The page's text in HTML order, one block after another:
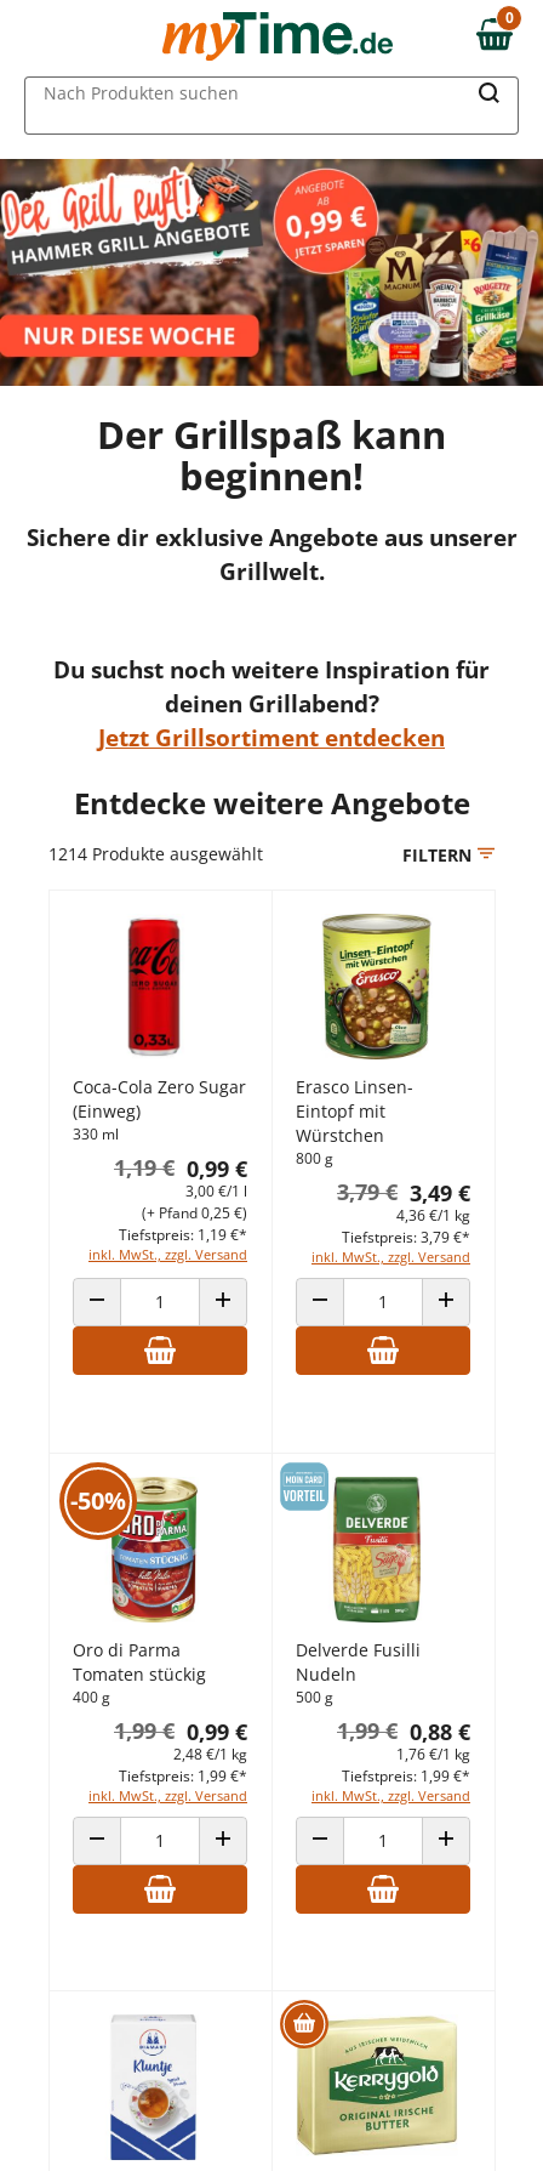
Zum Hauptinhalt springen
Zur Navigation springen
Zur Suche springen
0,00 €
0
Nach Produkten suchen
Der Grillspaß kann
beginnen!
Sichere dir exklusive Angebote aus unserer
Grillwelt.
Du suchst noch weitere Inspiration für
deinen Grillabend?
Jetzt Grillsortiment entdecken
Entdecke weitere Angebote
1214 Produkte ausgewählt FILTERN
Coca-Cola Zero Sugar
(Einweg)
330 ml
0,99 €
1,19 €
3,00 €/1 l
inkl. MwSt., zzgl. Versand
(+ Pfand 0,25 €)
Tiefstpreis: 1,19 €*
ANZAHL VERRINGERNANZAHL ERHÖHEN
Erasco Linsen-
Eintopf mit
Würstchen
800 g
3,49 €
3,79 €
4,36 €/1 kg
inkl. MwSt., zzgl. Versand
Tiefstpreis: 3,79 €*
ANZAHL VERRINGERNANZAHL
-50%
Oro di Parma
Tomaten stückig
400 g
0,99 €
1,99 €
2,48 €/1 kg
inkl. MwSt., zzgl. Versand
Tiefstpreis: 1,99 €*
ANZAHL VERRINGERNANZAHL ERHÖHEN
Delverde Fusilli
Nudeln
500 g
0,88 €
1,99 €
1,76 €/1 kg
inkl. MwSt., zzgl. Versand
Tiefstpreis: 1,99 €*
ANZAHL VERRINGERNANZAHL